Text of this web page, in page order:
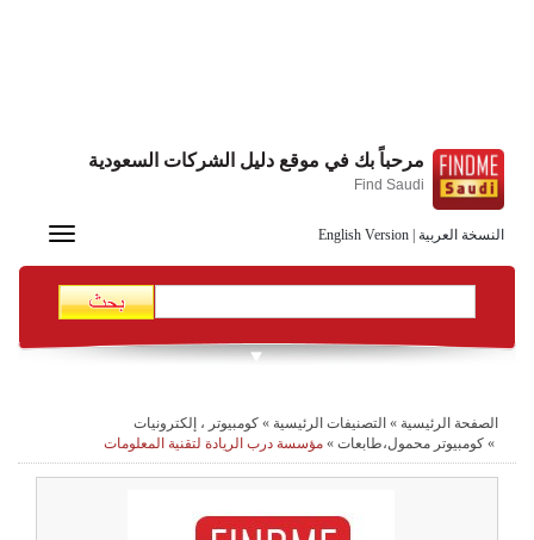
النسخة العربية English Version
مرحباً بك في موقع دليل الشركات السعودية
Find Saudi
Toggle
الصفحة الرئيسية » التصنيفات الرئيسية » كومبيوتر ، إلكترونيات
» كومبيوتر محمول،طابعات » مؤسسة درب الريادة لتقنية المعلومات